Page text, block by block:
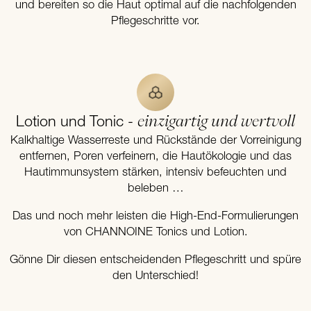
und bereiten so die Haut optimal auf die nachfolgenden
Pflegeschritte vor.
Lotion und Tonic - einzigartig und wertvoll
Kalkhaltige Wasserreste und Rückstände der Vorreinigung
entfernen, Poren verfeinern, die Hautökologie und das
Hautimmunsystem stärken, intensiv befeuchten und
beleben …
Das und noch mehr leisten die High-End-Formulierungen
von CHANNOINE Tonics und Lotion.
Gönne Dir diesen entscheidenden Pflegeschritt und spüre
den Unterschied!